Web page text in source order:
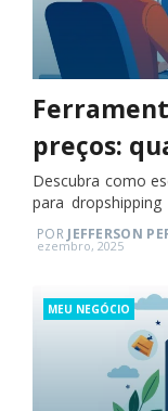
preços:
Descubra como
para
do seu e-
PORJEFFERSON
Posted
ezembro, 2025
Categories
MEU NEGÓCIO